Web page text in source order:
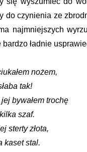
do czynienia ze
najmniejszych
bardzo ładnie
nożem,
tak!
bywałem trochę
szaf.
sterty złota,
kaset stal.